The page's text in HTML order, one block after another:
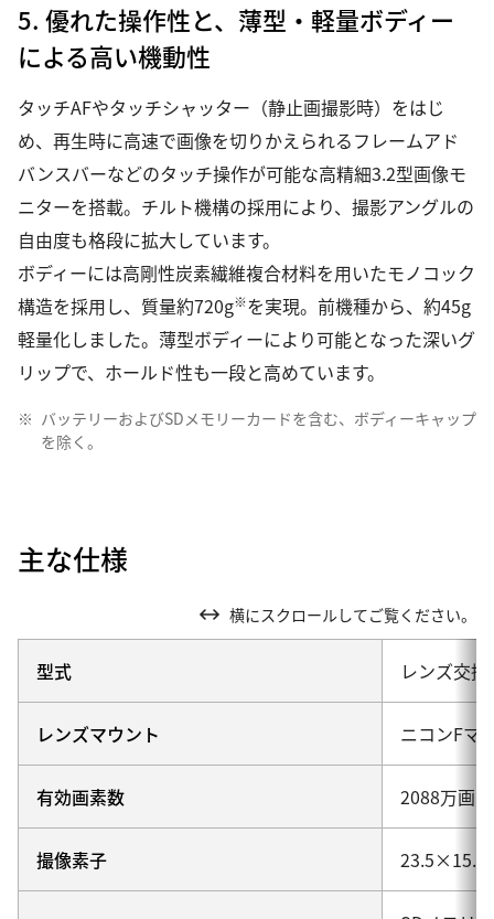
5. 優れた操作性と、薄型・軽量ボディー
による高い機動性
タッチAFやタッチシャッター（静止画撮影時）をはじ
め、再生時に高速で画像を切りかえられるフレームアド
バンスバーなどのタッチ操作が可能な高精細3.2型画像モ
ニターを搭載。チルト機構の採用により、撮影アングルの
自由度も格段に拡大しています。
ボディーには高剛性炭素繊維複合材料を用いたモノコック
構造を採用し、質量約720g※を実現。前機種から、約45g
軽量化しました。薄型ボディーにより可能となった深いグ
リップで、ホールド性も一段と高めています。
※ バッテリーおよびSDメモリーカードを含む、ボディーキャップ
を除く。
主な仕様
横にスクロールしてご覧ください。
型式 レンズ交
レンズマウント ニコンFマ
有効画素数 2088万画素
撮像素子